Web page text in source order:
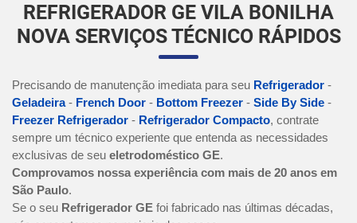
REFRIGERADOR GE VILA BONILHA
NOVA SERVIÇOS TÉCNICO RÁPIDOS
Precisando de manutenção imediata para seu Refrigerador -
Geladeira- French Door - Bottom Freezer - Side By Side -
Freezer Refrigerador - Refrigerador Compacto, contrate
sempre um técnico experiente que entenda as necessidades
exclusivas de seu eletrodoméstico GE.
Comprovamos nossa experiência com mais de 20 anos em
São Paulo.
Se o seu Refrigerador GE foi fabricado nas últimas décadas,